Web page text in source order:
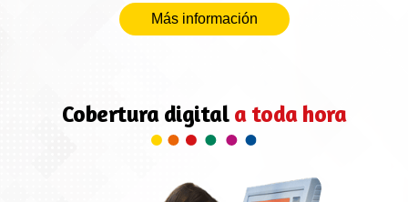
Más información
Cobertura digitala toda hora